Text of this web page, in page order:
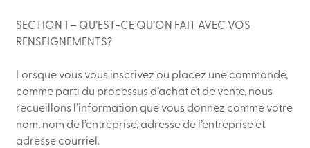
SECTION 1 – QU’EST-CE QU’ON FAIT AVEC VOS
RENSEIGNEMENTS?
Lorsque vous vous inscrivez ou placez une commande,
comme parti du processus d’achat et de vente, nous
recueillons l’information que vous donnez comme votre
nom, nom de l’entreprise, adresse de l’entreprise et
adresse courriel.